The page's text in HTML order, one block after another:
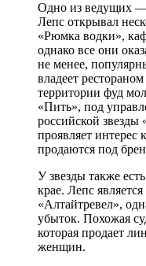
Одно из ведущих —
Лепс открывал
«Рюмка водки»,
однако все они
не менее,
владеет
территории фуд
«Пить», под
российской звезды
проявляет
продаются под
У звезды также
крае. Лепс
«Алтайтревел»,
убыток. Похожая
которая продает
женщин.